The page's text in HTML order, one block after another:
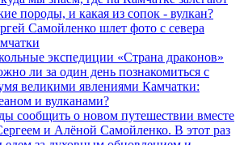
породы, и какая из сопок - вулкан?
Самойленко шлет фото с севера
экспедиции «Страна драконов»
ли за один день познакомиться с
великими явлениями Камчатки:
и вулканами?
сообщить о новом путешествии вместе
и Алёной Самойленко. В этот раз